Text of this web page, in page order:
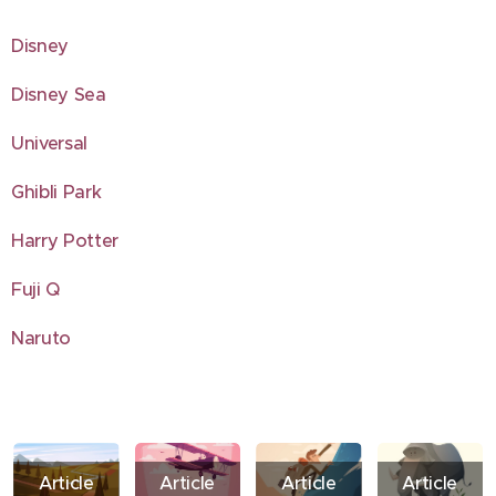
Disney
Disney Sea
Universal
Ghibli Park
Harry Potter
Fuji Q
Naruto
Article Article Article Article